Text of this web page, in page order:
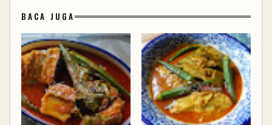
BACA JUGA